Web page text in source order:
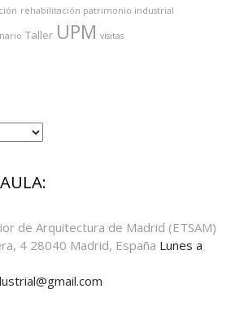
rehabilitación patrimonio industrial
Taller UPM visitas
de Arquitectura de Madrid (ETSAM)
4 28040 Madrid, España Lunes a